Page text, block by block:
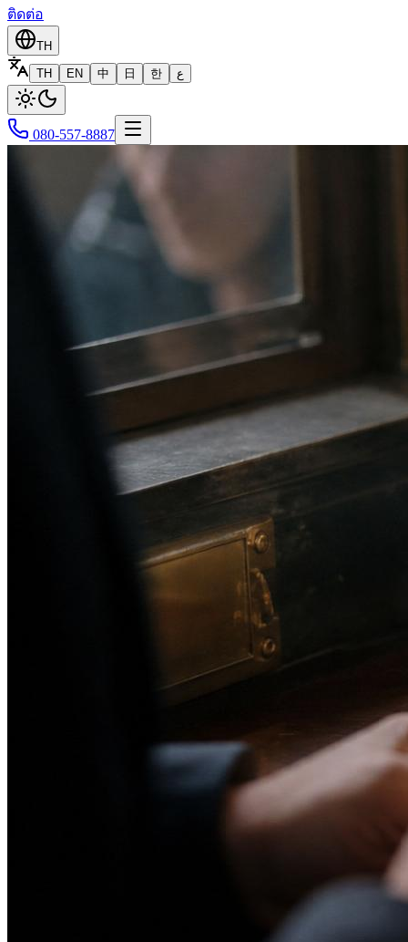
ติดต่อ
TH
TH
EN 中 日 한 ع
080-557-8887